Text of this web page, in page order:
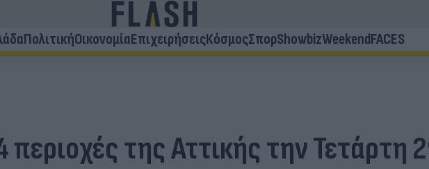
ΠολιτικήΟικονομίαΕπιχειρήσειςΚόσμοςΣπορShowbizWeekendFACES
της Αττικής την Τετάρτη